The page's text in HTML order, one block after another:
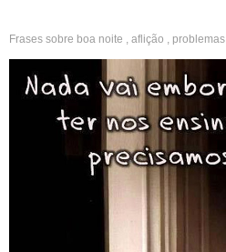
Frases sobre boa noite , aflição , problemas